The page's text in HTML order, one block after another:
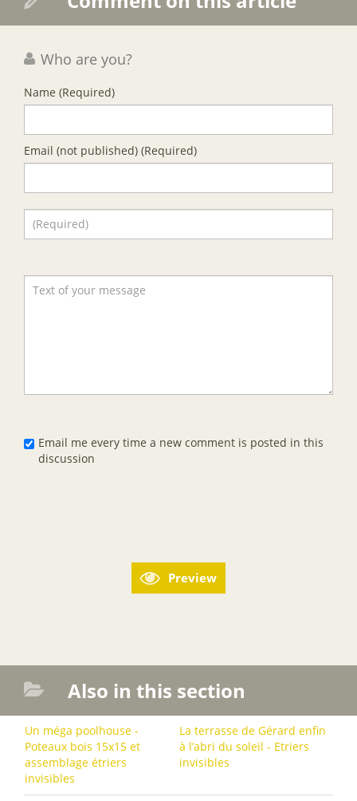
Who are you?
Name (Required)
Email (not published) (Required)
Email me every time a new comment is posted in this
discussion
Preview
Also in this section
Un méga poolhouse -
Poteaux bois 15x15 et
assemblage étriers
invisibles
La terrasse de Gérard enfin
à l’abri du soleil - Etriers
invisibles